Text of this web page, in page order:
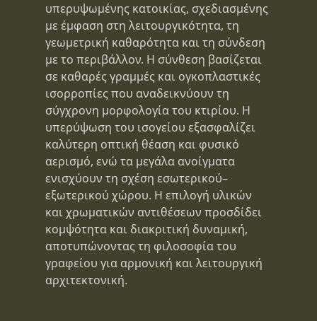
υπερυψωμένης κατοικίας, σχεδιασμένης
με έμφαση στη λειτουργικότητα, τη
γεωμετρική καθαρότητα και τη σύνδεση
με το περιβάλλον. Η σύνθεση βασίζεται
σε καθαρές γραμμές και ογκοπλαστικές
ισορροπίες που αναδεικνύουν τη
σύγχρονη μορφολογία του κτιρίου. Η
υπερύψωση του ισογείου εξασφαλίζει
καλύτερη οπτική θέαση και φυσικό
αερισμό, ενώ τα μεγάλα ανοίγματα
ενισχύουν τη σχέση εσωτερικού–
εξωτερικού χώρου. Η επιλογή υλικών
και χρωματικών αντιθέσεων προσδίδει
κομψότητα και διακριτική δυναμική,
αποτυπώνοντας τη φιλοσοφία του
γραφείου για αρμονική και λειτουργική
αρχιτεκτονική.